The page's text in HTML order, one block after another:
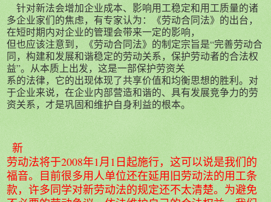
针对新法会增加企业成本、影响用工稳定和用工质量的诸
多企业家们的焦虑，有专家认为：《劳动合同法》的出台，
在短时期内对企业的管理会带来一定的影响，
但也应该注意到，《劳动合同法》的制定宗旨是“完善劳动合
同，构建和发展和谐稳定的劳动关系，保护劳动者的合法权
益”。从本质上出发，这是一部保护劳资关
系的法律，它的出现体现了共享价值和均衡思想的胜利。对
于企业来说，在企业内部营造和谐的、具有发展竞争力的劳
资关系，才是巩固和维护自身利益的根本。
新
劳动法将于2008年1月1日起施行，这可以说是我们的
福音。目前很多用人单位还在延用旧劳动法的用工条
款，许多同学对新劳动法的规定还不太清楚。为避免